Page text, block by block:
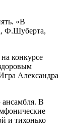
«В
Ф.Шуберта,
конкурсе
Александра
ансамбля. В
и тихонько